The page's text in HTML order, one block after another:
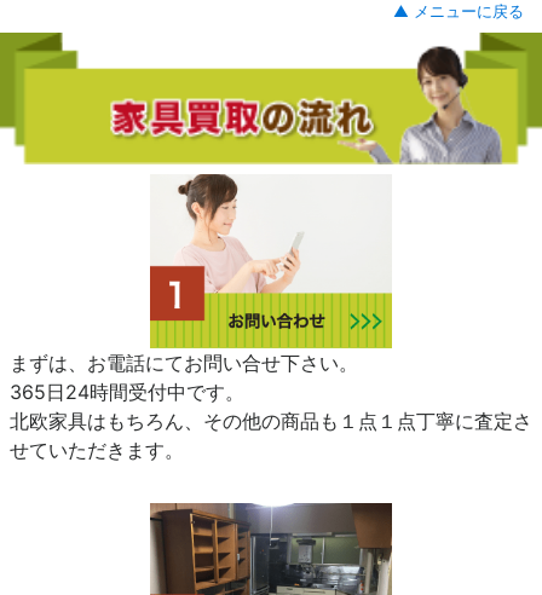
▲ メニューに戻る
まずは、お電話にてお問い合せ下さい。
365日24時間受付中です。
北欧家具はもちろん、その他の商品も１点１点丁寧に査定さ
せていただきます。